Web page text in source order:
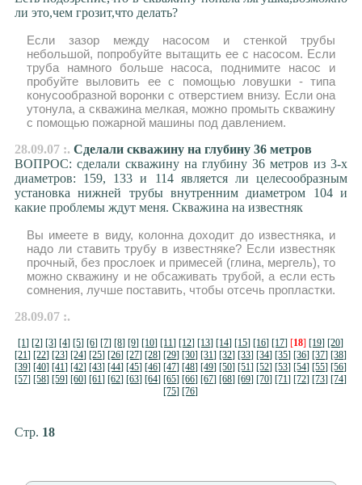
ли это,чем грозит,что делать?
Если зазор между насосом и стенкой трубы
небольшой, попробуйте вытащить ее с насосом. Если
труба намного больше насоса, поднимите насос и
пробуйте выловить ее с помощью ловушки - типа
конусообразной воронки с отверстием внизу. Если она
утонула, а скважина мелкая, можно промыть скважину
с помощью пожарной машины под давлением.
28.09.07 :. Сделали скважину на глубину 36 метров
ВОПРОС: сделали скважину на глубину 36 метров из 3-х
диаметров: 159, 133 и 114 является ли целесообразным
установка нижней трубы внутренним диаметром 104 и
какие проблемы ждут меня. Скважина на известняк
Вы имеете в виду, колонна доходит до известняка, и
надо ли ставить трубу в известняке? Если известняк
прочный, без прослоек и примесей (глина, мергель), то
можно скважину и не обсаживать трубой, а если есть
сомнения, лучше поставить, чтобы отсечь пропластки.
28.09.07 :.
[1] [2] [3] [4] [5] [6] [7] [8] [9] [10] [11] [12] [13] [14] [15] [16] [17] [18] [19] [20]
[21] [22] [23] [24] [25] [26] [27] [28] [29] [30] [31] [32] [33] [34] [35] [36] [37] [38]
[39] [40] [41] [42] [43] [44] [45] [46] [47] [48] [49] [50] [51] [52] [53] [54] [55] [56]
[57] [58] [59] [60] [61] [62] [63] [64] [65] [66] [67] [68] [69] [70] [71] [72] [73] [74]
[75] [76]
Стр. 18